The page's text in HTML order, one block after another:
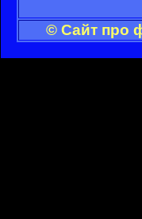
© Сайт про